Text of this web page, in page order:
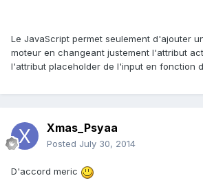
Le JavaScript permet seulement d'ajouter
moteur en changeant justement l'attribut
l'attribut placeholder de l'input en fonction
Xmas_Psyaa
Posted July 30, 2014
D'accord meric